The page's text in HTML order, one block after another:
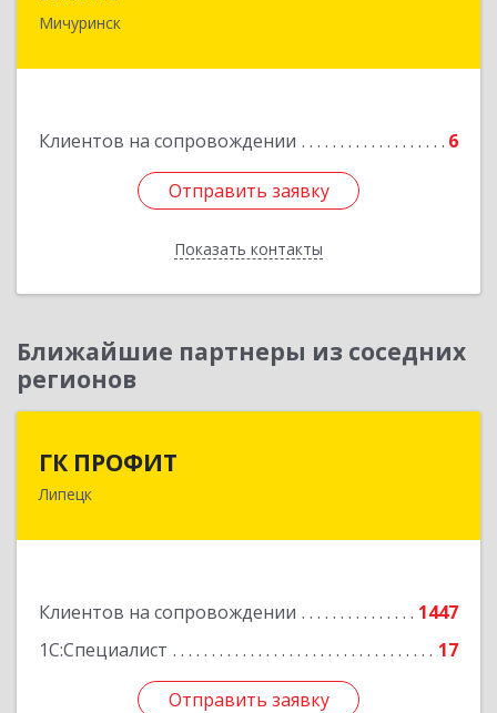
Мичуринск
Клиентов на сопровождении 6
Отправить заявку
Показать контакты
Отправить заявку
Назад
Ближайшие партнеры из соседних
регионов
ГК ПРОФИТ
Липецк
Клиентов на сопровождении
1447
1С:Специалист
17
Отправить заявку
398001, Липецкая обл, Липецк г, Советская ул,
Отправить заявку